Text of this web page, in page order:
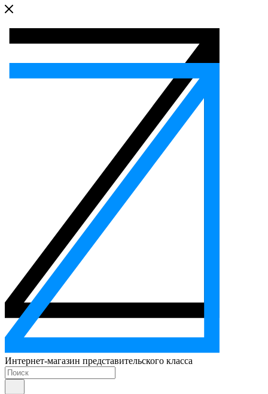
Интернет-магазин представительского класса